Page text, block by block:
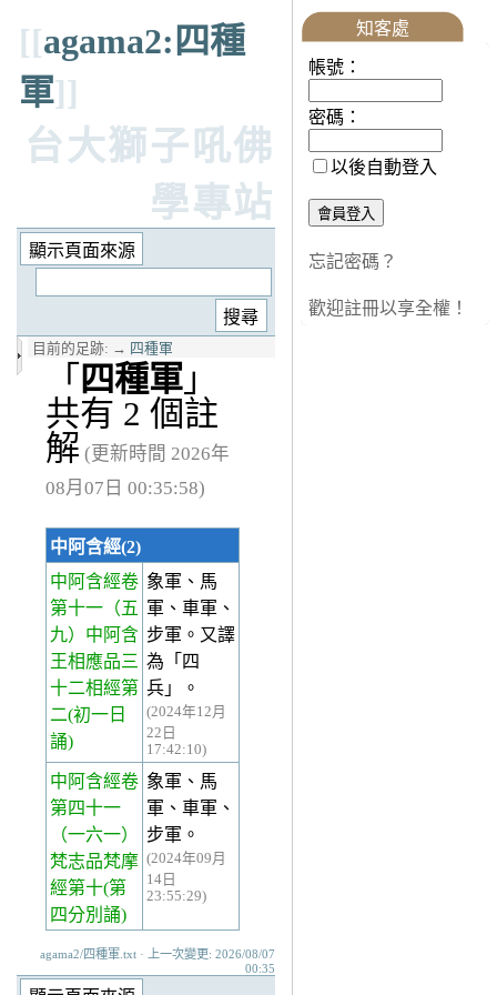
[[agama2:四種
軍]]
台大獅子吼佛
學專站
目前的足跡: → 四種軍
「 四種軍 」
共有 2 個註
解 (更新時間 2026年
08月07日 00:35:58)
中阿含經(2)
中阿含經卷
第十一 （五
九）中阿含
王相應品三
十二相經第
二(初一日
誦)
象軍、馬
軍、車軍、
步軍。又譯
為「四
兵」。
(2024年12月
22日
17:42:10)
中阿含經卷
第四十一
（一六一）
梵志品梵摩
經第十(第
四分別誦)
象軍、馬
軍、車軍、
步軍。
(2024年09月
14日
23:55:29)
agama2/四種軍.txt · 上一次變更: 2026/08/07
00:35
知客處
帳號：
密碼：
以後自動登入
忘記密碼？
歡迎註冊以享全權！